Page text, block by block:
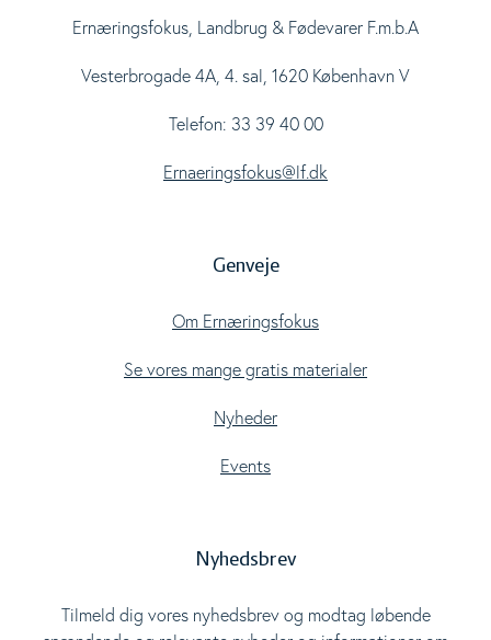
Ernæringsfokus, Landbrug & Fødevarer F.m.b.A
Vesterbrogade 4A, 4. sal, 1620 København V
Telefon: 33 39 40 00
Ernaeringsfokus@lf.dk
Genveje
Om Ernæringsfokus
Se vores mange gratis materialer
Nyheder
Events
Nyhedsbrev
Tilmeld dig vores nyhedsbrev og modtag løbende